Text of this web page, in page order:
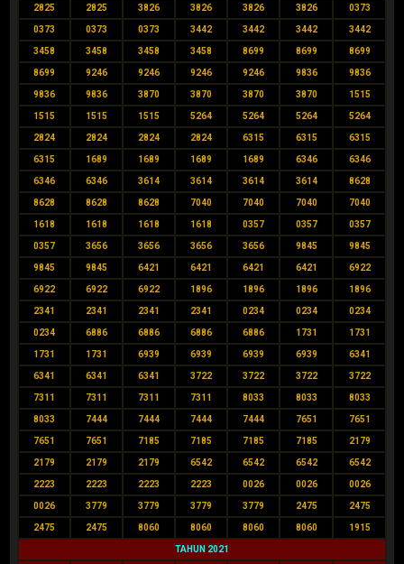
2825 2825 3826 3826 3826 3826 0373
0373 0373 0373 3442 3442 3442 3442
3458 3458 3458 3458 8699 8699 8699
8699 9246 9246 9246 9246 9836 9836
9836 9836 3870 3870 3870 3870 1515
1515 1515 1515 5264 5264 5264 5264
2824 2824 2824 2824 6315 6315 6315
6315 1689 1689 1689 1689 6346 6346
6346 6346 3614 3614 3614 3614 8628
8628 8628 8628 7040 7040 7040 7040
1618 1618 1618 1618 0357 0357 0357
0357 3656 3656 3656 3656 9845 9845
9845 9845 6421 6421 6421 6421 6922
6922 6922 6922 1896 1896 1896 1896
2341 2341 2341 2341 0234 0234 0234
0234 6886 6886 6886 6886 1731 1731
1731 1731 6939 6939 6939 6939 6341
6341 6341 6341 3722 3722 3722 3722
7311 7311 7311 7311 8033 8033 8033
8033 7444 7444 7444 7444 7651 7651
7651 7651 7185 7185 7185 7185 2179
2179 2179 2179 6542 6542 6542 6542
2223 2223 2223 2223 0026 0026 0026
0026 3779 3779 3779 3779 2475 2475
2475 2475 8060 8060 8060 8060 1915
TAHUN 2021